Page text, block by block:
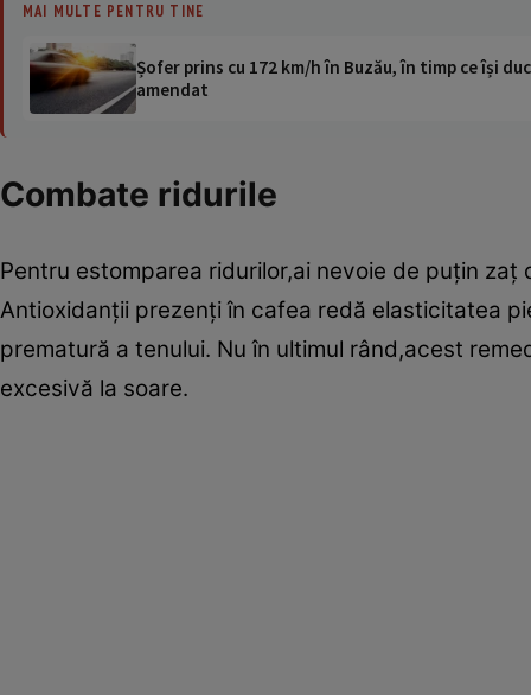
MAI MULTE PENTRU TINE
Șofer prins cu 172 km/h în Buzău, în timp ce își
amendat
Combate ridurile
Pentru estomparea ridurilor,ai nevoie de puţin
Antioxidanţii prezenţi în cafea redă elasticitatea
prematură a tenului. Nu în ultimul rând,acest
excesivă la soare.